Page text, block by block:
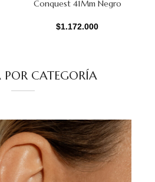
Conquest 41Mm Negro
$1.172.000
CATEGORÍA